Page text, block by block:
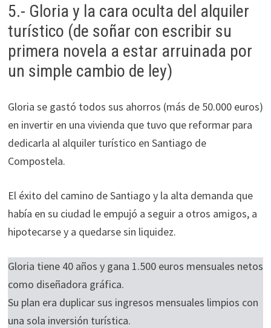
5.- Gloria y la cara oculta del alquiler
turístico (de soñar con escribir su
primera novela a estar arruinada por
un simple cambio de ley)
Gloria se gastó todos sus ahorros (más de 50.000 euros)
en invertir en una vivienda que tuvo que reformar para
dedicarla al alquiler turístico en Santiago de
Compostela.
El éxito del camino de Santiago y la alta demanda que
había en su ciudad le empujó a seguir a otros amigos, a
hipotecarse y a quedarse sin liquidez.
Gloria tiene 40 años y gana 1.500 euros mensuales netos
como diseñadora gráfica.
Su plan era duplicar sus ingresos mensuales limpios con
una sola inversión turística.